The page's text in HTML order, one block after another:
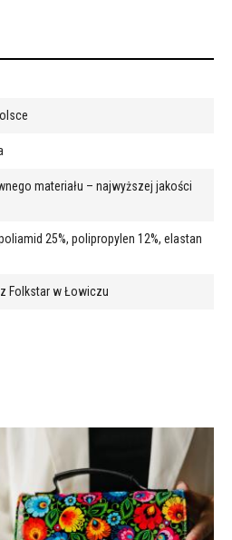
materiału – najwyższej jakości
25%, polipropylen 12%, elastan
Folkstar w Łowiczu